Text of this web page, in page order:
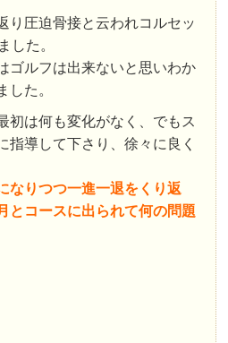
り圧迫骨接と云われコルセッ
した。
ゴルフは出来ないと思いわか
した。
初は何も変化がなく、でもス
指導して下さり、徐々に良く
なりつつ一進一退をくり返
とコースに出られて何の問題